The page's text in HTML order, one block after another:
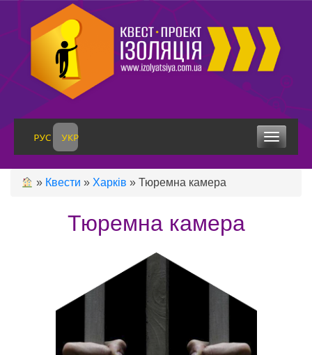
content
Toggle
» Квести » Харків »Тюремна камера
Тюремна камера